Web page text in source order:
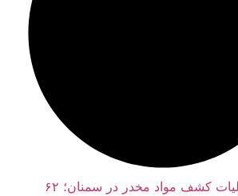
اجرای ۲ عملیات کشف مواد مخدر در سمنان؛ ۶۲